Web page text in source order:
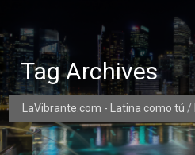
LaVibrante.com - Latina como tú /
Tag Archives